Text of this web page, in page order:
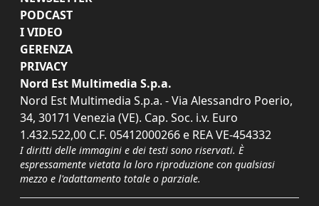
PODCAST
I VIDEO
GERENZA
PRIVACY
Nord Est Multimedia S.p.a.
Nord Est Multimedia S.p.a. - Via Alessandro Poerio,
34, 30171 Venezia (VE). Cap. Soc. i.v. Euro
1.432.522,00 C.F. 05412000266 e REA VE-454332
I diritti delle immagini e dei testi sono riservati. È
espressamente vietata la loro riproduzione con qualsiasi
mezzo e l'adattamento totale o parziale.